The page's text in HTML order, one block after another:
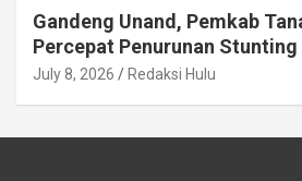
Gandeng Unand, Pemkab
Percepat Penurunan Stunting
July 8, 2026 Redaksi Hulu